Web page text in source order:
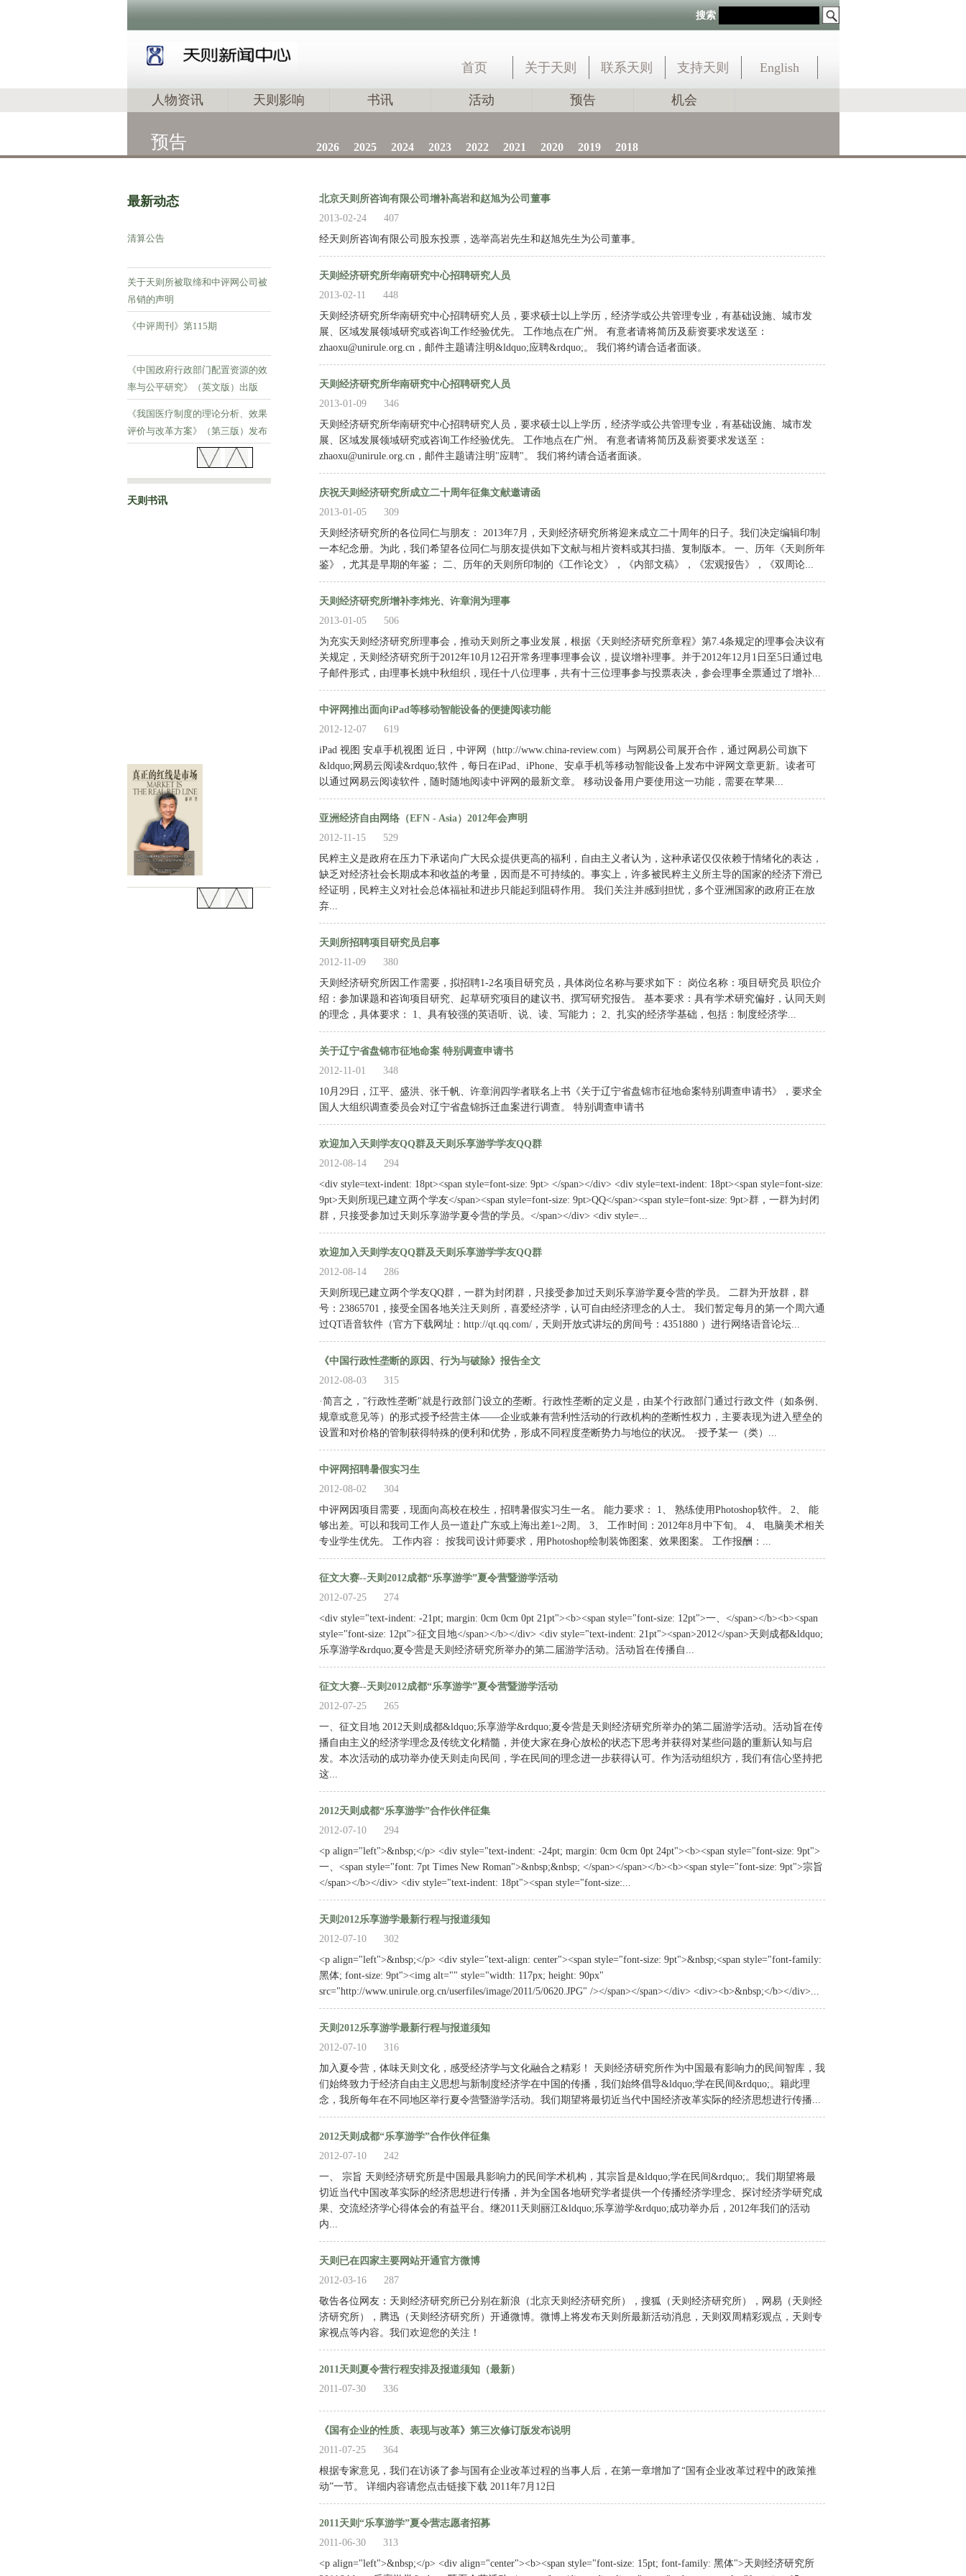
搜索
首页 关于天则 联系天则 支持天则 English
人物资讯 天则影响 书讯 活动 预告 机会
预告 2026 2025 2024 2023 2022 2021 2020 2019 2018
最新动态
清算公告
关于天则所被取缔和中评网公司被
吊销的声明
《中评周刊》第115期
《中国政府行政部门配置资源的效
率与公平研究》（英文版）出版
《我国医疗制度的理论分析、效果
评价与改革方案》（第三版）发布
《中评周刊》第114期
天则书讯
北京天则所咨询有限公司增补高岩和赵旭为公司董事
2013-02-24
407
经天则所咨询有限公司股东投票，选举高岩先生和赵旭先生为公司董事。
天则经济研究所华南研究中心招聘研究人员
2013-02-11
448
天则经济研究所华南研究中心招聘研究人员，要求硕士以上学历，经济学或公共管理专业，有基础设施、城市发
展、区域发展领域研究或咨询工作经验优先。 工作地点在广州。 有意者请将简历及薪资要求发送至：
zhaoxu@unirule.org.cn，邮件主题请注明&ldquo;应聘&rdquo;。 我们将约请合适者面谈。
天则经济研究所华南研究中心招聘研究人员
2013-01-09
346
天则经济研究所华南研究中心招聘研究人员，要求硕士以上学历，经济学或公共管理专业，有基础设施、城市发
展、区域发展领域研究或咨询工作经验优先。 工作地点在广州。 有意者请将简历及薪资要求发送至：
zhaoxu@unirule.org.cn，邮件主题请注明"应聘"。 我们将约请合适者面谈。
庆祝天则经济研究所成立二十周年征集文献邀请函
2013-01-05
309
天则经济研究所的各位同仁与朋友： 2013年7月，天则经济研究所将迎来成立二十周年的日子。我们决定编辑印制
一本纪念册。为此，我们希望各位同仁与朋友提供如下文献与相片资料或其扫描、复制版本。 一、历年《天则所年
鉴》，尤其是早期的年鉴； 二、历年的天则所印制的《工作论文》，《内部文稿》，《宏观报告》，《双周论...
天则经济研究所增补李炜光、许章润为理事
2013-01-05
506
为充实天则经济研究所理事会，推动天则所之事业发展，根据《天则经济研究所章程》第7.4条规定的理事会决议有
关规定，天则经济研究所于2012年10月12召开常务理事理事会议，提议增补理事。并于2012年12月1日至5日通过电
子邮件形式，由理事长姚中秋组织，现任十八位理事，共有十三位理事参与投票表决，参会理事全票通过了增补...
中评网推出面向iPad等移动智能设备的便捷阅读功能
2012-12-07
619
iPad 视图 安卓手机视图 近日，中评网（http://www.china-review.com）与网易公司展开合作，通过网易公司旗下
&ldquo;网易云阅读&rdquo;软件，每日在iPad、iPhone、安卓手机等移动智能设备上发布中评网文章更新。读者可
以通过网易云阅读软件，随时随地阅读中评网的最新文章。 移动设备用户要使用这一功能，需要在苹果...
亚洲经济自由网络（EFN - Asia）2012年会声明
2012-11-15
529
民粹主义是政府在压力下承诺向广大民众提供更高的福利，自由主义者认为，这种承诺仅仅依赖于情绪化的表达，
缺乏对经济社会长期成本和收益的考量，因而是不可持续的。事实上，许多被民粹主义所主导的国家的经济下滑已
经证明，民粹主义对社会总体福祉和进步只能起到阻碍作用。 我们关注并感到担忧，多个亚洲国家的政府正在放
弃...
天则所招聘项目研究员启事
2012-11-09
380
天则经济研究所因工作需要，拟招聘1-2名项目研究员，具体岗位名称与要求如下： 岗位名称：项目研究员 职位介
绍：参加课题和咨询项目研究、起草研究项目的建议书、撰写研究报告。 基本要求：具有学术研究偏好，认同天则
的理念，具体要求： 1、具有较强的英语听、说、读、写能力； 2、扎实的经济学基础，包括：制度经济学...
关于辽宁省盘锦市征地命案 特别调查申请书
2012-11-01
348
10月29日，江平、盛洪、张千帆、许章润四学者联名上书《关于辽宁省盘锦市征地命案特别调查申请书》，要求全
国人大组织调查委员会对辽宁省盘锦拆迁血案进行调查。 特别调查申请书
欢迎加入天则学友QQ群及天则乐享游学学友QQ群
2012-08-14
294
<div style=text-indent: 18pt><span style=font-size: 9pt> </span></div> <div style=text-indent: 18pt><span style=font-size:
9pt>天则所现已建立两个学友</span><span style=font-size: 9pt>QQ</span><span style=font-size: 9pt>群，一群为封闭
群，只接受参加过天则乐享游学夏令营的学员。</span></div> <div style=...
欢迎加入天则学友QQ群及天则乐享游学学友QQ群
2012-08-14
286
天则所现已建立两个学友QQ群，一群为封闭群，只接受参加过天则乐享游学夏令营的学员。 二群为开放群，群
号：23865701，接受全国各地关注天则所，喜爱经济学，认可自由经济理念的人士。 我们暂定每月的第一个周六通
过QT语音软件（官方下载网址：http://qt.qq.com/，天则开放式讲坛的房间号：4351880 ）进行网络语音论坛...
《中国行政性垄断的原因、行为与破除》报告全文
2012-08-03
315
·简言之，"行政性垄断"就是行政部门设立的垄断。行政性垄断的定义是，由某个行政部门通过行政文件（如条例、
规章或意见等）的形式授予经营主体——企业或兼有营利性活动的行政机构的垄断性权力，主要表现为进入壁垒的
设置和对价格的管制获得特殊的便利和优势，形成不同程度垄断势力与地位的状况。 ·授予某一（类）...
中评网招聘暑假实习生
2012-08-02
304
中评网因项目需要，现面向高校在校生，招聘暑假实习生一名。 能力要求： 1、 熟练使用Photoshop软件。 2、 能
够出差。可以和我司工作人员一道赴广东或上海出差1~2周。 3、 工作时间：2012年8月中下旬。 4、 电脑美术相关
专业学生优先。 工作内容： 按我司设计师要求，用Photoshop绘制装饰图案、效果图案。 工作报酬：...
征文大赛--天则2012成都“乐享游学”夏令营暨游学活动
2012-07-25
274
<div style="text-indent: -21pt; margin: 0cm 0cm 0pt 21pt"><b><span style="font-size: 12pt">一、</span></b><b><span
style="font-size: 12pt">征文目地</span></b></div> <div style="text-indent: 21pt"><span>2012</span>天则成都&ldquo;
乐享游学&rdquo;夏令营是天则经济研究所举办的第二届游学活动。活动旨在传播自...
征文大赛--天则2012成都“乐享游学”夏令营暨游学活动
2012-07-25
265
一、征文目地 2012天则成都&ldquo;乐享游学&rdquo;夏令营是天则经济研究所举办的第二届游学活动。活动旨在传
播自由主义的经济学理念及传统文化精髓，并使大家在身心放松的状态下思考并获得对某些问题的重新认知与启
发。本次活动的成功举办使天则走向民间，学在民间的理念进一步获得认可。作为活动组织方，我们有信心坚持把
这...
2012天则成都“乐享游学”合作伙伴征集
2012-07-10
294
<p align="left">&nbsp;</p> <div style="text-indent: -24pt; margin: 0cm 0cm 0pt 24pt"><b><span style="font-size: 9pt">
一、<span style="font: 7pt Times New Roman">&nbsp;&nbsp; </span></span></b><b><span style="font-size: 9pt">宗旨
</span></b></div> <div style="text-indent: 18pt"><span style="font-size:...
天则2012乐享游学最新行程与报道须知
2012-07-10
302
<p align="left">&nbsp;</p> <div style="text-align: center"><span style="font-size: 9pt">&nbsp;<span style="font-family:
黑体; font-size: 9pt"><img alt="" style="width: 117px; height: 90px"
src="http://www.unirule.org.cn/userfiles/image/2011/5/0620.JPG" /></span></span></div> <div><b>&nbsp;</b></div>...
天则2012乐享游学最新行程与报道须知
2012-07-10
316
加入夏令营，体味天则文化，感受经济学与文化融合之精彩！ 天则经济研究所作为中国最有影响力的民间智库，我
们始终致力于经济自由主义思想与新制度经济学在中国的传播，我们始终倡导&ldquo;学在民间&rdquo;。籍此理
念，我所每年在不同地区举行夏令营暨游学活动。我们期望将最切近当代中国经济改革实际的经济思想进行传播...
2012天则成都“乐享游学”合作伙伴征集
2012-07-10
242
一、 宗旨 天则经济研究所是中国最具影响力的民间学术机构，其宗旨是&ldquo;学在民间&rdquo;。我们期望将最
切近当代中国改革实际的经济思想进行传播，并为全国各地研究学者提供一个传播经济学理念、探讨经济学研究成
果、交流经济学心得体会的有益平台。继2011天则丽江&ldquo;乐享游学&rdquo;成功举办后，2012年我们的活动
内...
天则已在四家主要网站开通官方微博
2012-03-16
287
敬告各位网友：天则经济研究所已分别在新浪（北京天则经济研究所），搜狐（天则经济研究所），网易（天则经
济研究所），腾迅（天则经济研究所）开通微博。微博上将发布天则所最新活动消息，天则双周精彩观点，天则专
家视点等内容。我们欢迎您的关注！
2011天则夏令营行程安排及报道须知（最新）
2011-07-30
336
《国有企业的性质、表现与改革》第三次修订版发布说明
2011-07-25
364
根据专家意见，我们在访谈了参与国有企业改革过程的当事人后，在第一章增加了“国有企业改革过程中的政策推
动”一节。 详细内容请您点击链接下载 2011年7月12日
2011天则“乐享游学”夏令营志愿者招募
2011-06-30
313
<p align="left">&nbsp;</p> <div align="center"><b><span style="font-size: 15pt; font-family: 黑体">天则经济研究所